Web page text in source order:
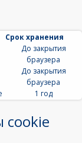
Срок хранения
До закрытия
браузера
До закрытия
браузера
1 год
cookie